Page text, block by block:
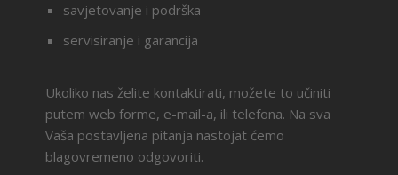
savjetovanje i podrška
servisiranje i garancija
Ukoliko nas želite kontaktirati, možete to učiniti
putem web forme, e-mail-a, ili telefona. Na sva
Vaša postavljena pitanja nastojat ćemo
blagovremeno odgovoriti.